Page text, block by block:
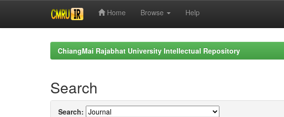
Home Browse Help
ChiangMai Rajabhat University Intellectual Repository
Search
Search: